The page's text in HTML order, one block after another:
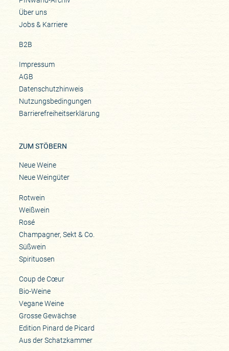
Über uns
Jobs & Karriere
B2B
Impressum
AGB
Datenschutzhinweis
Nutzungsbedingungen
Barrierefreiheitserklärung
ZUM STÖBERN
Neue Weine
Neue Weingüter
Rotwein
Weißwein
Rosé
Champagner, Sekt & Co.
Süßwein
Spirituosen
Coup de Cœur
Bio-Weine
Vegane Weine
Grosse Gewächse
Edition Pinard de Picard
Aus der Schatzkammer